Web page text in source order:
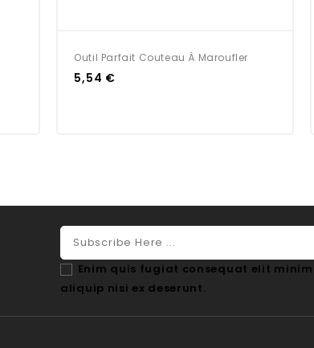
Outil Parfait Couteau À Maroufler
5,54 €
Enim quis fugiat consequat elit
aliquip nisi ex deserunt.